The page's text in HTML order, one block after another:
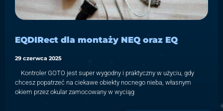
EQDIRect dla montaży NEQ oraz EQ
29 czerwca 2025
Kontroler GOTO jest super wygodny i praktyczny w użyciu, gdy
chcesz popatrzeć na ciekawe obiekty nocnego nieba, własnym
okiem przez okular zamocowany w wyciąg